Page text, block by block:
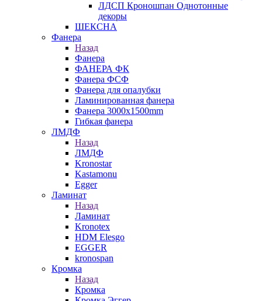
ЛДСП Кроношпан Однотонные
декоры
ШЕКСНА
Фанера
Назад
Фанера
ФАНЕРА ФК
Фанера ФСФ
Фанера для опалубки
Ламинированная фанера
Фанера 3000х1500mm
Гибкая фанера
ЛМДФ
Назад
ЛМДФ
Kronostar
Kastamonu
Egger
Ламинат
Назад
Ламинат
Kronotex
HDM Elesgo
EGGER
kronospan
Кромка
Назад
Кромка